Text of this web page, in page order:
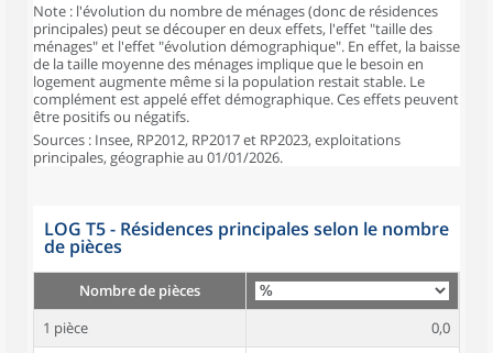
Note : l'évolution du nombre de ménages (donc de résidences
principales) peut se découper en deux effets, l'effet "taille des
ménages" et l'effet "évolution démographique". En effet, la baisse
de la taille moyenne des ménages implique que le besoin en
logement augmente même si la population restait stable. Le
complément est appelé effet démographique. Ces effets peuvent
être positifs ou négatifs.
Sources : Insee, RP2012, RP2017 et RP2023, exploitations
principales, géographie au 01/01/2026.
LOG T5 - Résidences principales selon le nombre
de pièces
Nombre de pièces
1 pièce
0,0